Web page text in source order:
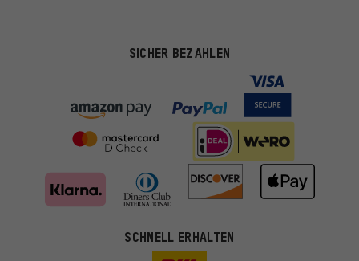
SICHER BEZAHLEN
SCHNELL ERHALTEN